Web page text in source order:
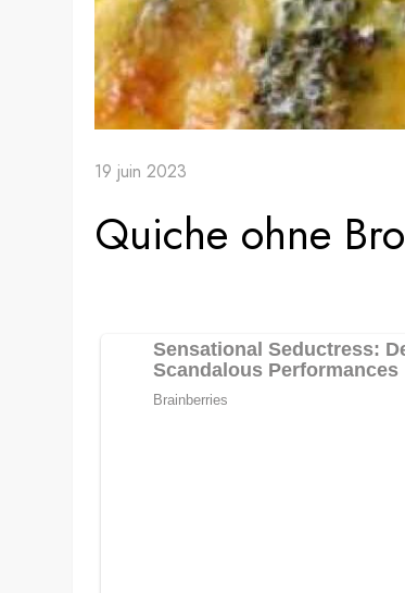
19 juin 2023
Quiche ohne